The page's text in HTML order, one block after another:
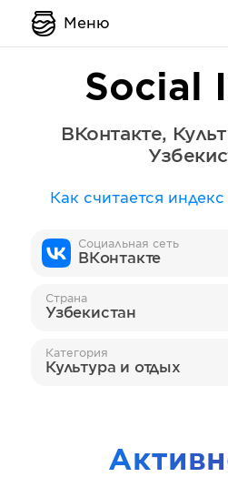
Меню
Social
ВКонтакте,
Как считается
Социальная сеть
ВКонтакте
Страна
Узбекистан
Категория
Культура и отдых